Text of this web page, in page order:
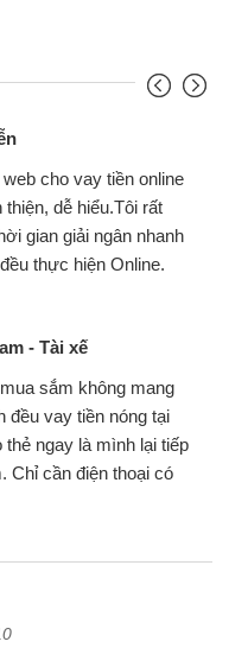
cho vay tiền online
dễ hiểu.Tôi rất
gian giải ngân nhanh
thực hiện Online.
- Tài xế
sắm không mang
đều vay tiền nóng tại
thẻ ngay là mình lại tiếp
Chỉ cần điện thoại có